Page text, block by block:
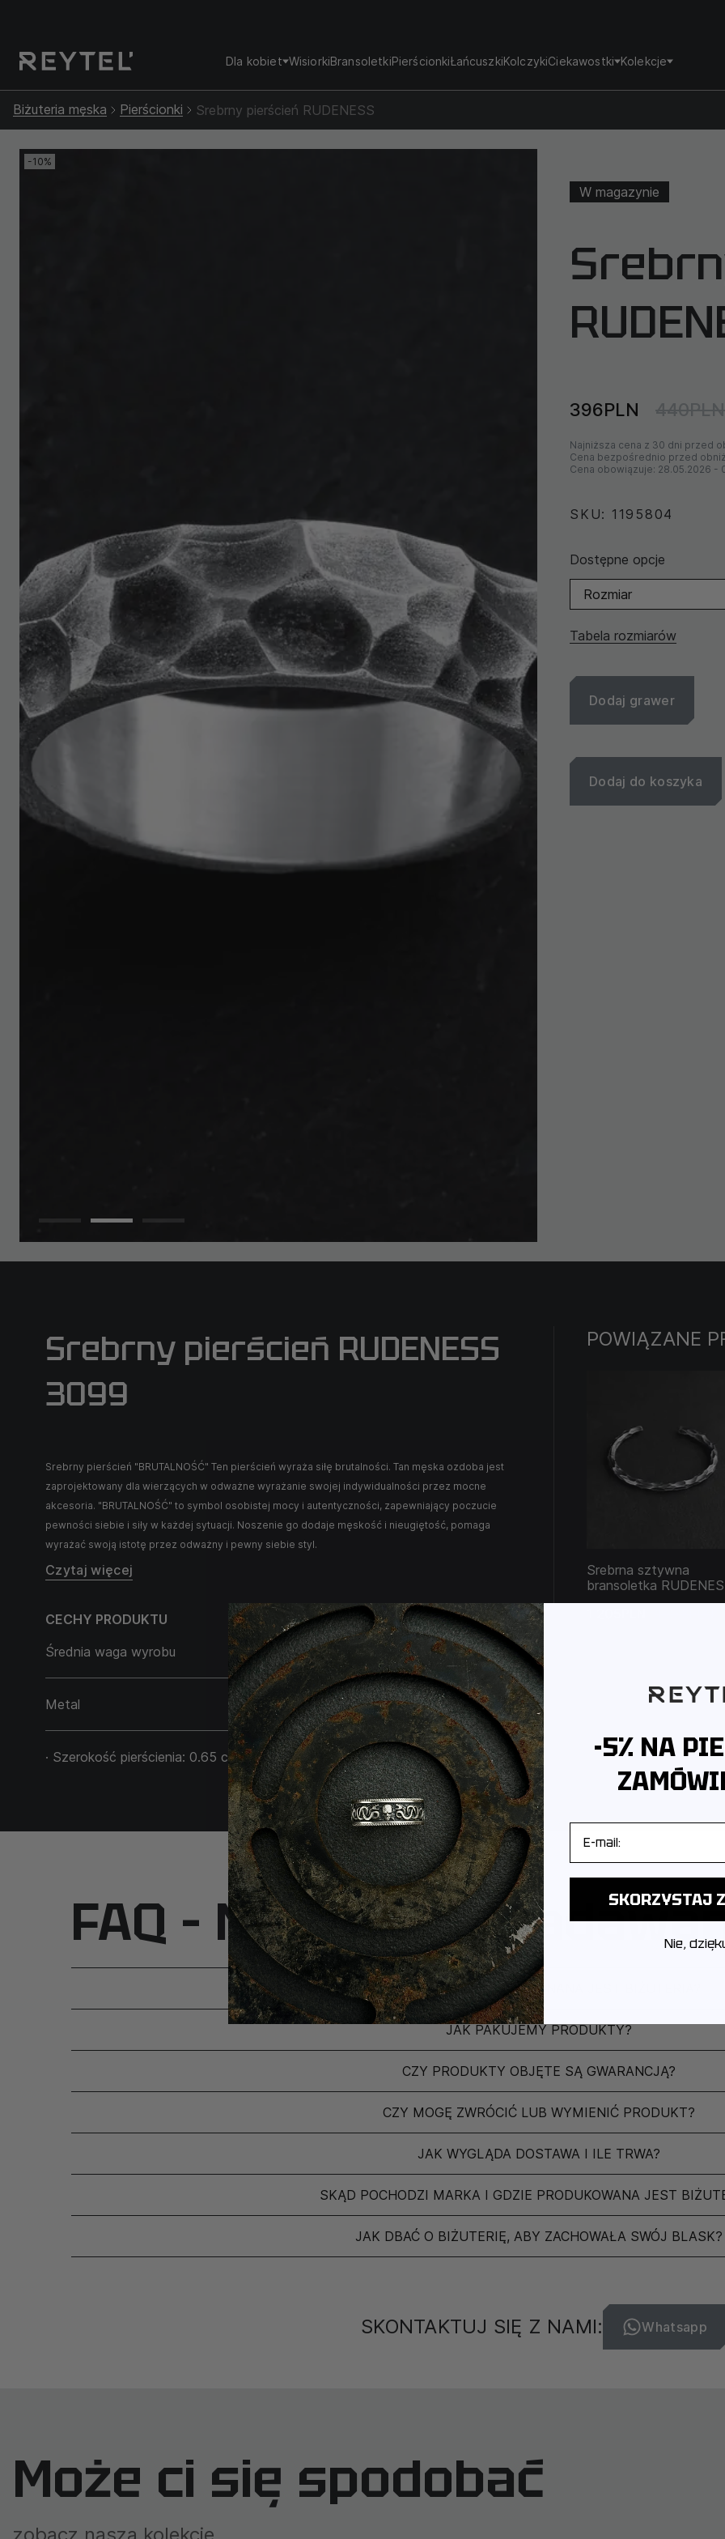
Dla kobiet WisiorkiBransoletkiPierścionkiŁańcuszkiKolczykiCiekawostki Kolekcje
Biżuteria męska Pierścionki Srebrny pierścień RUDENESS
-10%
W magazynie
396PLN 440PLN
Najniższa cena z 30 dni przed
Cena bezpośrednio przed
Cena obowiązuje: 28.05.2026 -
SKU: 1195804
Dostępne opcje
Rozmiar
Tabela rozmiarów
Dodaj grawer
Dodaj do koszyka
Srebrny pierścień RUDENESS
3099
Srebrny pierścień "BRUTALNOŚĆ" Ten pierścień wyraża siłę brutalności. Tan męska ozdoba jest
zaprojektowany dla wierzących w odważne wyrażanie swojej indywidualności przez mocne
akcesoria. "BRUTALNOŚĆ" to symbol osobistej mocy i autentyczności, zapewniający poczucie
pewności siebie i siły w każdej sytuacji. Noszenie go dodaje męskość i nieugiętość, pomaga
wyrażać swoją istotę przez odważny i pewny siebie styl.
Czytaj więcej
CECHY PRODUKTU
Średnia waga wyrobu
10,85 g
Metal Srebro 925
· Szerokość pierścienia: 0.65 cm
POWIĄZANE
Srebrna sztywna
bransoletka
FAQ – Najczęściej
Z JAKIEGO METALU WYKONANA JEST BIŻUTERIA?
JAK PAKUJEMY PRODUKTY?
CZY PRODUKTY OBJĘTE SĄ GWARANCJĄ?
CZY MOGĘ ZWRÓCIĆ LUB WYMIENIĆ PRODUKT?
JAK WYGLĄDA DOSTAWA I ILE TRWA?
SKĄD POCHODZI MARKA I GDZIE PRODUKOWANA JEST
JAK DBAĆ O BIŻUTERIĘ, ABY ZACHOWAŁA SWÓJ BLASK?
SKONTAKTUJ SIĘ Z NAMI: Whatsapp
Może ci się spodobać
-5% NA
SKORZYSTAJ
Nie,